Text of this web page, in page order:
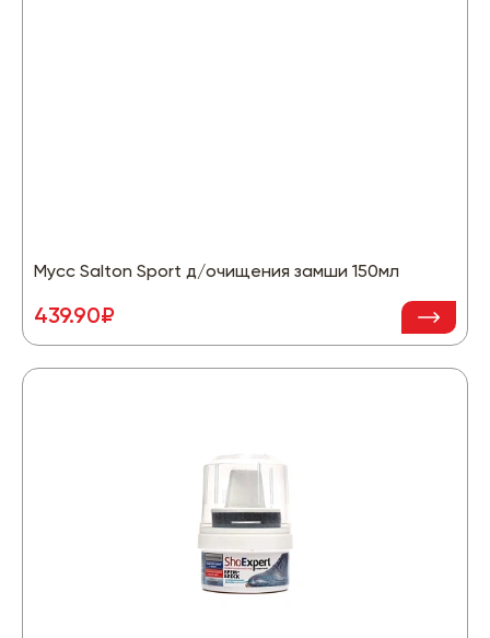
Мусс Salton Sport д/очищения замши 150мл
439.90₽